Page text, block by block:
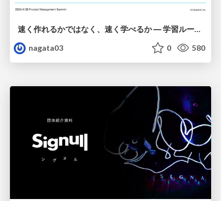
速く作れるかではなく、速く学べるか ― 学習ループを回すパイロットの途中報告
nagata03
0 580